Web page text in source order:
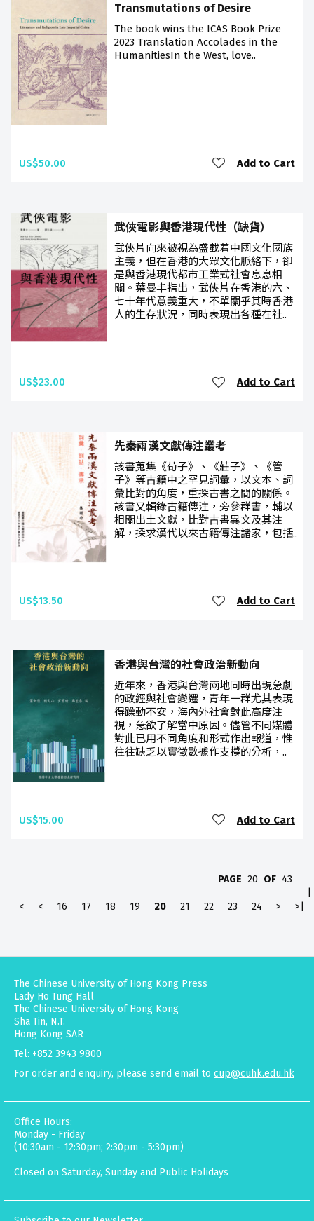
Transmutations of Desire
The book wins the ICAS Book Prize
2023 Translation Accolades in the
HumanitiesIn the West, love..
US$50.00 Add to Cart
武俠電影與香港現代性（缺貨）
武俠片向來被視為盛載着中國文化國族
主義，但在香港的大眾文化脈絡下，卻
是與香港現代都市工業式社會息息相
關。葉曼丰指出，武俠片在香港的六、
七十年代意義重大，不單關乎其時香港
人的生存狀況，同時表現出各種在社..
US$23.00 Add to Cart
先秦兩漢文獻傳注叢考
該書蒐集《荀子》、《莊子》、《管
子》等古籍中之罕見詞彙，以文本、詞
彙比對的角度，重探古書之間的關係。
該書又輯錄古籍傳注，旁參群書，輔以
相關出土文獻，比對古書異文及其注
解，探求漢代以來古籍傳注諸家，包括..
US$13.50 Add to Cart
香港與台灣的社會政治新動向
近年來，香港與台灣兩地同時出現急劇
的政經與社會變遷，青年一群尤其表現
得躁動不安，海內外社會對此高度注
視，急欲了解當中原因。儘管不同媒體
對此已用不同角度和形式作出報道，惟
往往缺乏以實徵數據作支撐的分析，..
US$15.00 Add to Cart
PAGE 20 OF 43
<
< 16 17 18 19 20 21 22 23 24 > >|
The Chinese University of Hong Kong Press
Lady Ho Tung Hall
The Chinese University of Hong Kong
Sha Tin, N.T.
Hong Kong SAR
Tel: +852 3943 9800
For order and enquiry, please send email to cup@cuhk.edu.hk
Office Hours:
Monday - Friday
(10:30am - 12:30pm; 2:30pm - 5:30pm)
Closed on Saturday, Sunday and Public Holidays